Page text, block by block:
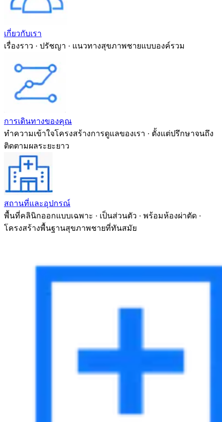
เกี่ยวกับเรา
เรื่องราว · ปรัชญา · แนวทางสุขภาพชายแบบองค์รวม
การเดินทางของคุณ
ทำความเข้าใจโครงสร้างการดูแลของเรา · ตั้งแต่ปรึกษาจนถึง
ติดตามผลระยะยาว
สถานที่และอุปกรณ์
พื้นที่คลินิกออกแบบเฉพาะ · เป็นส่วนตัว · พร้อมห้องผ่าตัด ·
โครงสร้างพื้นฐานสุขภาพชายที่ทันสมัย